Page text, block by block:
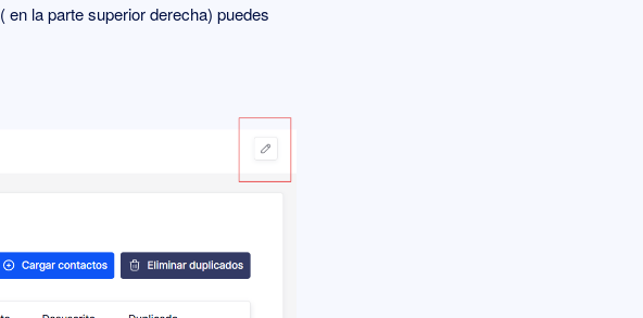
( en la parte superior derecha) puedes